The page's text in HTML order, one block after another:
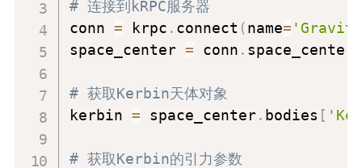
# 连接到kRPC服务器
conn = krpc . connect (name=
space_center = conn . space_center
# 获取Kerbin天体对象
kerbin = space_center. bodies [
# 获取Kerbin的引力参数